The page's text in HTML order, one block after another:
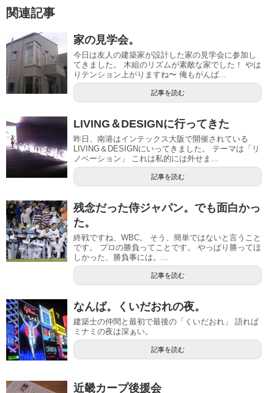
関連記事
家の見学会。
今日は友人の建築家が設計した家の見学会に参加し
てきました。 木組のリズムが素敵な家でした！ やは
りテンション上がりますね〜 俺もがんば...
記事を読む
LIVING＆DESIGNに行ってきた
昨日、南港はインテックス大阪で開催されている
LIVING＆DESIGNにいってきました。 テーマは「リ
ノベーション」 これは私的には外せま...
記事を読む
残念だった侍ジャパン。でも面白かっ
た。
終戦ですね、WBC。 そう、簡単ではないと言うこと
です。 プロの勝負ってことです。 やっぱり勝ってほ
しかった、勝負事には。...
記事を読む
なんば。くいだおれの夜。
建築士の仲間と最初で最後の「くいだおれ」 語れば
ミナミの夜は深ぁい。
記事を読む
近畿カープ後援会